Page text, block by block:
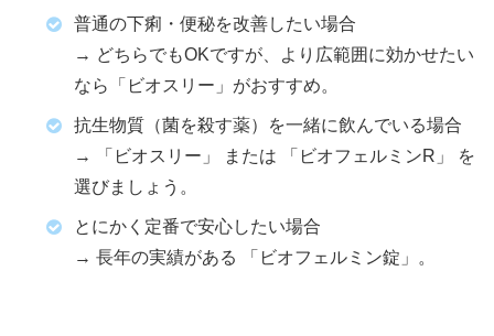
普通の下痢・便秘を改善したい場合
→ どちらでもOKですが、より広範囲に効かせたい
なら「ビオスリー」がおすすめ。
抗生物質（菌を殺す薬）を一緒に飲んでいる場合
→ 「ビオスリー」 または 「ビオフェルミンR」 を
選びましょう。
とにかく定番で安心したい場合
→ 長年の実績がある 「ビオフェルミン錠」。